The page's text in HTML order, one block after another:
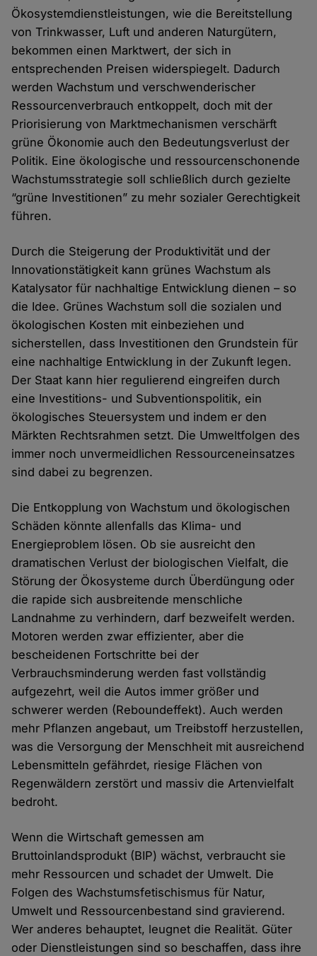
Ökosystemdienstleistungen, wie die Bereitstellung
von Trinkwasser, Luft und anderen Naturgütern,
bekommen einen Marktwert, der sich in
entsprechenden Preisen widerspiegelt. Dadurch
werden Wachstum und verschwenderischer
Ressourcenverbrauch entkoppelt, doch mit der
Priorisierung von Marktmechanismen verschärft
grüne Ökonomie auch den Bedeutungsverlust der
Politik. Eine ökologische und ressourcenschonende
Wachstumsstrategie soll schließlich durch gezielte
“grüne Investitionen” zu mehr sozialer Gerechtigkeit
führen.
Durch die Steigerung der Produktivität und der
Innovationstätigkeit kann grünes Wachstum als
Katalysator für nachhaltige Entwicklung dienen – so
die Idee. Grünes Wachstum soll die sozialen und
ökologischen Kosten mit einbeziehen und
sicherstellen, dass Investitionen den Grundstein für
eine nachhaltige Entwicklung in der Zukunft legen.
Der Staat kann hier regulierend eingreifen durch
eine Investitions- und Subventionspolitik, ein
ökologisches Steuersystem und indem er den
Märkten Rechtsrahmen setzt. Die Umweltfolgen des
immer noch unvermeidlichen Ressourceneinsatzes
sind dabei zu begrenzen.
Die Entkopplung von Wachstum und ökologischen
Schäden könnte allenfalls das Klima- und
Energieproblem lösen. Ob sie ausreicht den
dramatischen Verlust der biologischen Vielfalt, die
Störung der Ökosysteme durch Überdüngung oder
die rapide sich ausbreitende menschliche
Landnahme zu verhindern, darf bezweifelt werden.
Motoren werden zwar effizienter, aber die
bescheidenen Fortschritte bei der
Verbrauchsminderung werden fast vollständig
aufgezehrt, weil die Autos immer größer und
schwerer werden (Reboundeffekt). Auch werden
mehr Pflanzen angebaut, um Treibstoff herzustellen,
was die Versorgung der Menschheit mit ausreichend
Lebensmitteln gefährdet, riesige Flächen von
Regenwäldern zerstört und massiv die Artenvielfalt
bedroht.
Wenn die Wirtschaft gemessen am
Bruttoinlandsprodukt (BIP) wächst, verbraucht sie
mehr Ressourcen und schadet der Umwelt. Die
Folgen des Wachstumsfetischismus für Natur,
Umwelt und Ressourcenbestand sind gravierend.
Wer anderes behauptet, leugnet die Realität. Güter
oder Dienstleistungen sind so beschaffen, dass ihre